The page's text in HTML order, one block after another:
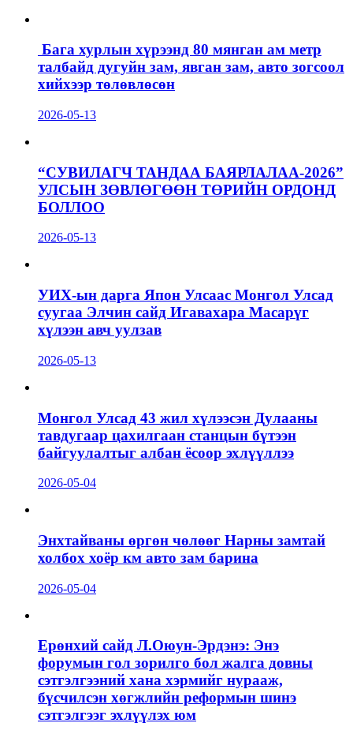
Бага хурлын хүрээнд 80 мянган ам метр
талбайд дугуйн зам, явган зам, авто зогсоол
хийхээр төлөвлөсөн
2026-05-13
“СУВИЛАГЧ ТАНДАА БАЯРЛАЛАА-2026”
УЛСЫН ЗӨВЛӨГӨӨН ТӨРИЙН ОРДОНД
БОЛЛОО
2026-05-13
УИХ-ын дарга Япон Улсаас Монгол Улсад
суугаа Элчин сайд Игавахара Масарүг
хүлээн авч уулзав
2026-05-13
Монгол Улсад 43 жил хүлээсэн Дулааны
тавдугаар цахилгаан станцын бүтээн
байгуулалтыг албан ёсоор эхлүүллээ
2026-05-04
Энхтайваны өргөн чөлөөг Нарны замтай
холбох хоёр км авто зам барина
2026-05-04
Ерөнхий сайд Л.Оюун-Эрдэнэ: Энэ
форумын гол зорилго бол жалга довны
сэтгэлгээний хана хэрмийг нурааж,
бүсчилсэн хөгжлийн реформын шинэ
сэтгэлгээг эхлүүлэх юм